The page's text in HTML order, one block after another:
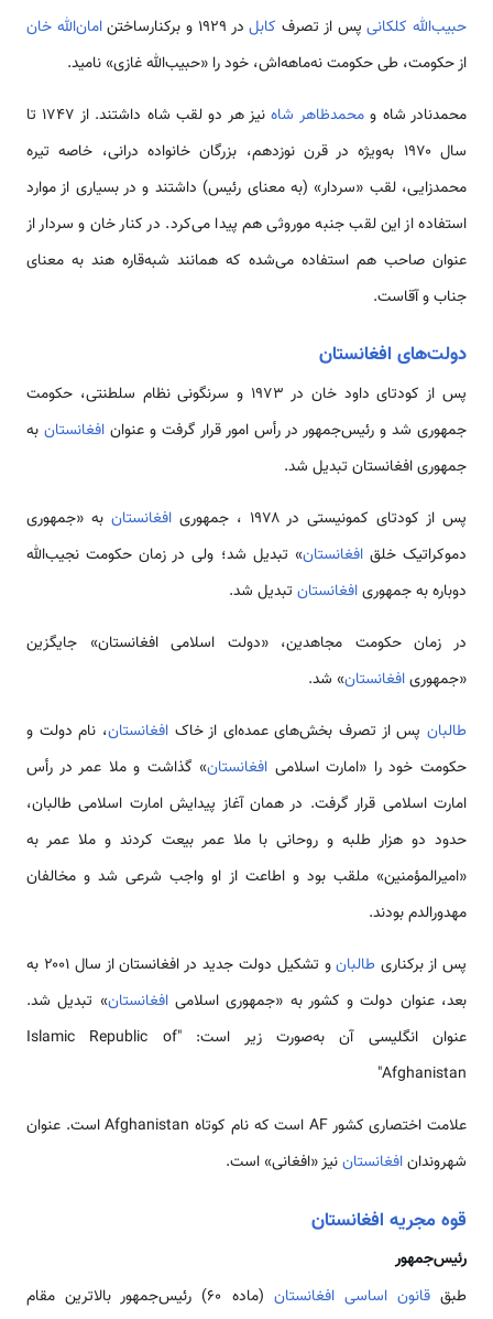
حبیب‌الله کلکانیپس از تصرف کابلدر ۱۹۲۹ و برکنارساختن
امان‌الله خان
از حکومت، طی حکومت نه‌ماهه‌اش، خود را «حبیب‌الله غازی» نامید.
محمدنادر شاه ومحمدظاهر شاه
نیز هر دو لقب شاه داشتند. از ۱۷۴۷ تا
سال ۱۹۷۰ به‌ویژه در قرن نوزدهم، بزرگان خانواده درانی، خاصه تیره
محمدزایی، لقب «سردار» (به معنای رئیس) داشتند و در بسیاری از موارد
استفاده از این لقب جنبه موروثی هم پیدا می‌کرد. در کنار خان و سردار از
عنوان صاحب هم استفاده می‌شده که همانند شبه‌قاره هند به معنای
جناب و آقاست.
دولت‌های افغانستان
پس از کودتای داود خان در ۱۹۷۳ و سرنگونی نظام سلطنتی، حکومت
جمهوری شد و رئیس‌جمهور در رأس امور قرار گرفت و عنوان افغانستان به
جمهوری افغانستان تبدیل شد.
پس از کودتای کمونیستی در ۱۹۷۸ ، جمهوری افغانستان به «جمهوری
دموکراتیک خلقافغانستان» تبدیل شد؛ ولی در زمان حکومت نجیب‌الله
دوباره به جمهوریافغانستان تبدیل شد.
در زمان حکومت مجاهدین، «دولت اسلامی افغانستان» جایگزین
«جمهوریافغانستان» شد.
طالبانپس از تصرف بخش‌های عمده‌ای از خاکافغانستان، نام دولت و
حکومت خود را «امارت اسلامی افغانستان» گذاشت و ملا عمر در رأس
امارت اسلامی قرار گرفت. در همان آغاز پیدایش امارت اسلامی طالبان،
حدود دو هزار طلبه و روحانی با ملا عمر بیعت کردند و ملا عمر به
«امیرالمؤمنین» ملقب بود و اطاعت از او واجب شرعی شد و مخالفان
مهدورالدم بودند.
پس از برکناری طالبان
و تشکیل دولت جدید در افغانستان از سال ۲۰۰۱ به
بعد، عنوان دولت و کشور به «جمهوری اسلامیافغانستان» تبدیل شد.
عنوان انگلیسی آن به‌صورت زیر است: "Islamic Republic of
Afghanistan"
علامت اختصاری کشور AF است که نام کوتاه Afghanistan است. عنوان
شهروندانافغانستاننیز «افغانی» است.
قوه مجریه افغانستان
رئیس‌جمهور
طبققانون اساسی افغانستان
(ماده ۶۰) رئیس‌جمهور بالاترین مقام